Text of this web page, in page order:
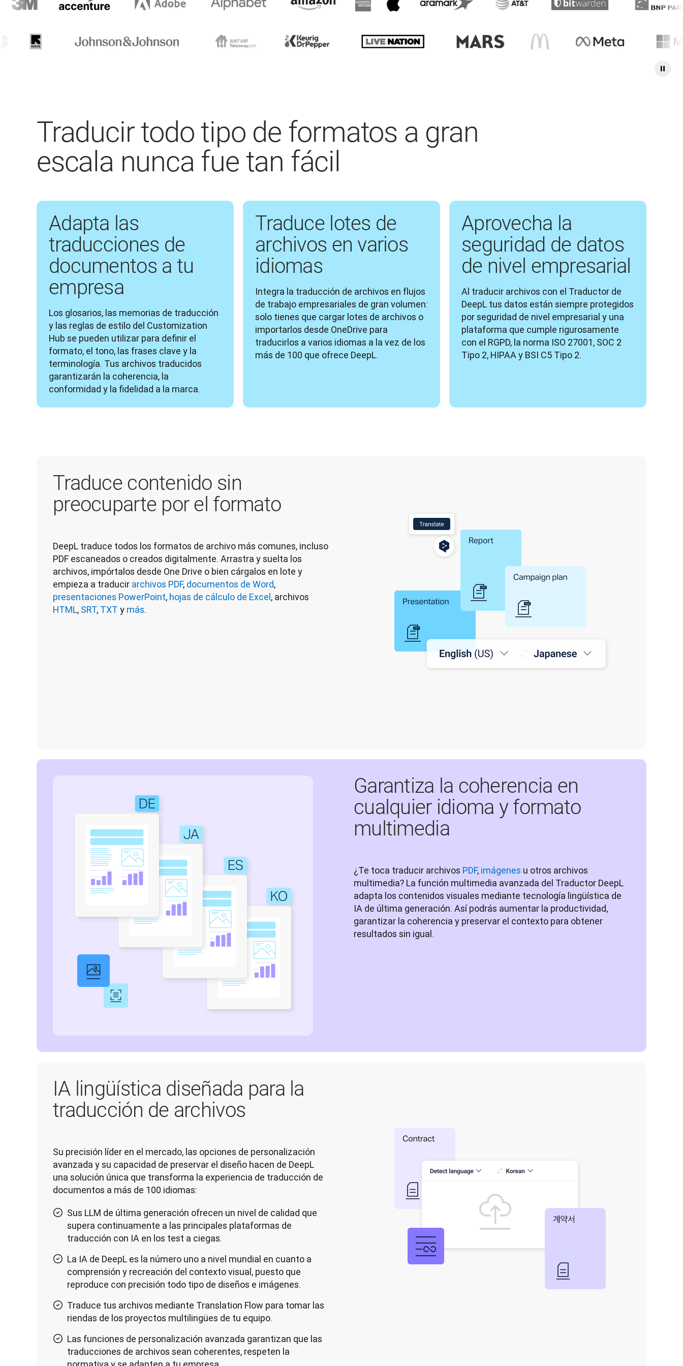
Traducir todo tipo de formatos a gran
escala nunca fue tan fácil
Adapta las
traducciones de
documentos a tu
empresa
Los glosarios, las memorias de traducción
y las reglas de estilo del Customization
Hub se pueden utilizar para definir el
formato, el tono, las frases clave y la
terminología. Tus archivos traducidos
garantizarán la coherencia, la
conformidad y la fidelidad a la marca.
Traduce lotes de
archivos en varios
idiomas
Integra la traducción de archivos en flujos
de trabajo empresariales de gran volumen:
solo tienes que cargar lotes de archivos o
importarlos desde OneDrive para
traducirlos a varios idiomas a la vez de los
más de 100 que ofrece DeepL.
Aprovecha la
seguridad de datos
de nivel empresarial
Al traducir archivos con el Traductor de
DeepL tus datos están siempre protegidos
por seguridad de nivel empresarial y una
plataforma que cumple rigurosamente
con el RGPD, la norma ISO 27001, SOC 2
Tipo 2, HIPAA y BSI C5 Tipo 2.
Traduce contenido sin
preocuparte por el formato
DeepL traduce todos los formatos de archivo más comunes, incluso
PDF escaneados o creados digitalmente. Arrastra y suelta los
archivos, impórtalos desde One Drive o bien cárgalos en lote y
empieza a traducir archivos PDF, documentos de Word
presentaciones PowerPoint, hojas de cálculo de Excel
HTML, SRT, TXT y más.
Garantiza la coherencia en
cualquier idioma y formato
multimedia
¿Te toca traducir archivos PDF, imágenes u otros archivos
multimedia? La función multimedia avanzada del Traductor DeepL
adapta los contenidos visuales mediante tecnología lingüística de
IA de última generación. Así podrás aumentar la productividad,
garantizar la coherencia y preservar el contexto para obtener
resultados sin igual.
IA lingüística diseñada para la
traducción de archivos
Su precisión líder en el mercado, las opciones de personalización
avanzada y su capacidad de preservar el diseño hacen de DeepL
una solución única que transforma la experiencia de traducción de
documentos a más de 100 idiomas:
Sus LLM de última generación ofrecen un nivel de calidad que
supera continuamente a las principales plataformas de
traducción con IA en los test a ciegas.
La IA de DeepL es la número uno a nivel mundial en cuanto a
comprensión y recreación del contexto visual, puesto que
reproduce con precisión todo tipo de diseños e imágenes.
Traduce tus archivos mediante Translation Flow para tomar las
riendas de los proyectos multilingües de tu equipo.
Las funciones de personalización avanzada garantizan que las
traducciones de archivos sean coherentes, respeten la